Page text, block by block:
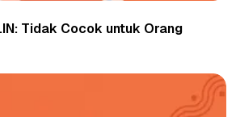
Tidak Cocok untuk Orang